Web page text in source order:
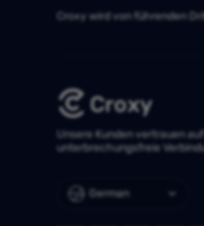
Croxy wird von führenden
Unsere Kunden vertrauen
unterbrechungsfreie
German